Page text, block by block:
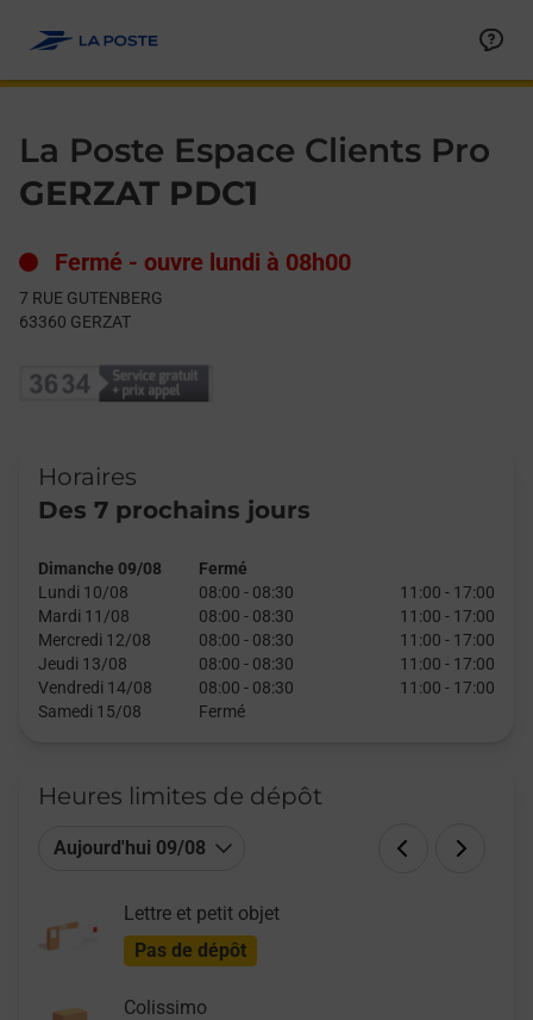
La Poste Espace Clients Pro
GERZAT PDC1
Fermé - ouvre lundi à 08h00
7 RUE GUTENBERG
63360 GERZAT
Horaires
Des 7 prochains jours
Dimanche 09/08
Fermé
Lundi 10/08
08:00 - 08:30 11:00 - 17:00
Mardi 11/08
08:00 - 08:30 11:00 - 17:00
Mercredi 12/08
08:00 - 08:30 11:00 - 17:00
Jeudi 13/08
08:00 - 08:30 11:00 - 17:00
Vendredi 14/08
08:00 - 08:30 11:00 - 17:00
Samedi 15/08
Fermé
Heures limites de dépôt
Aujourd'hui 09/08
Lettre et petit objet
Pas de dépôt
Colissimo